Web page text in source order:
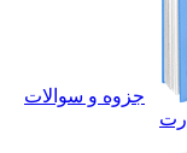
جزوه و سوالات